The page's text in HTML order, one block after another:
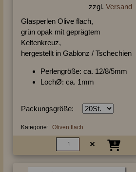
zzgl. Versand
Glasperlen Olive flach,
grün opak mit geprägtem
Keltenkreuz,
hergestellt in Gablonz / Tschechien
Perlengröße: ca. 12/8/5mm
LochØ: ca. 1mm
Packungsgröße:
Kategorie: Oliven flach